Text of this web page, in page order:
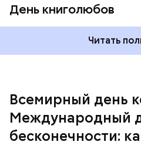
День книголюбов
Читать
Всемирный день
Международный
бесконечности:
Международный
День малины со